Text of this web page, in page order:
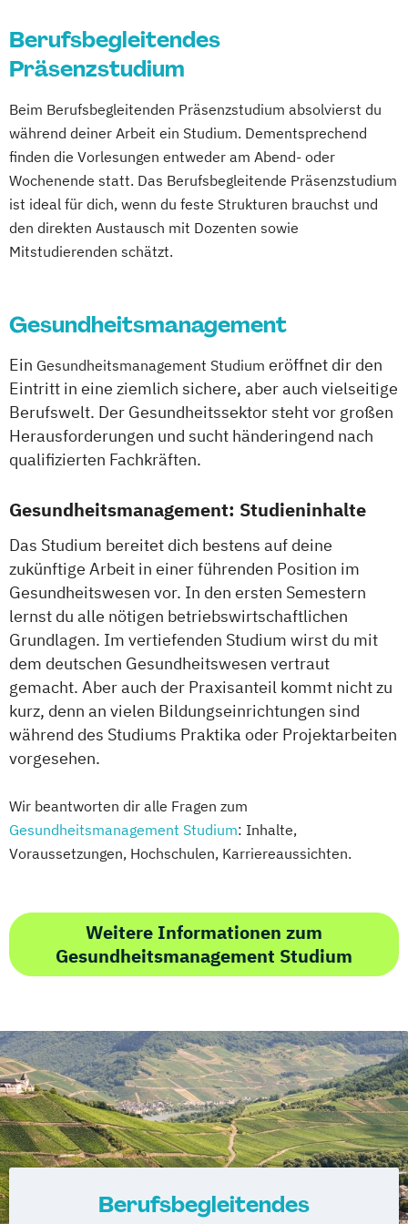
Gesundheit und Diversity
Gesundheit und Diversity in der Arbeit
Gesundheitsdaten und Digitalisierung
Hebammenkunde Logopädie Pflege
Physiotherapie
Physiotherapiewissenschaft
Berufsbegleitendes
Präsenzstudium
Beim Berufsbegleitenden Präsenzstudium absolvierst du
während deiner Arbeit ein Studium. Dementsprechend
finden die Vorlesungen entweder am Abend- oder
Wochenende statt. Das Berufsbegleitende Präsenzstudium
ist ideal für dich, wenn du feste Strukturen brauchst und
den direkten Austausch mit Dozenten sowie
Mitstudierenden schätzt.
Gesundheitsmanagement
Ein Gesundheitsmanagement Studium eröffnet dir den
Eintritt in eine ziemlich sichere, aber auch vielseitige
Berufswelt. Der Gesundheitssektor steht vor großen
Herausforderungen und sucht händeringend nach
qualifizierten Fachkräften.
Gesundheitsmanagement: Studieninhalte
Das Studium bereitet dich bestens auf deine
zukünftige Arbeit in einer führenden Position im
Gesundheitswesen vor. In den ersten Semestern
lernst du alle nötigen betriebswirtschaftlichen
Grundlagen. Im vertiefenden Studium wirst du mit
dem deutschen Gesundheitswesen vertraut
gemacht. Aber auch der Praxisanteil kommt nicht zu
kurz, denn an vielen Bildungseinrichtungen sind
während des Studiums Praktika oder Projektarbeiten
vorgesehen.
Wir beantworten dir alle Fragen zum
Gesundheitsmanagement Studium: Inhalte,
Voraussetzungen, Hochschulen, Karriereaussichten.
Weitere Informationen zum
Gesundheitsmanagement Studium
Berufsbegleitendes